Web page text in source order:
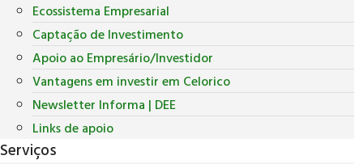
Ecossistema Empresarial
Captação de Investimento
Apoio ao Empresário/Investidor
Vantagens em investir em Celorico
Newsletter Informa | DEE
Links de apoio
Serviços